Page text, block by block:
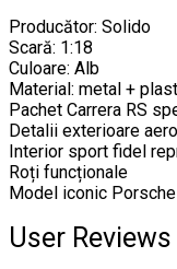
Producător: Solido
Scară: 1:18
Culoare: Alb
Material: metal +
Pachet Carrera RS
Detalii exterioare
Interior sport fidel
Roți funcționale
Model iconic Porsche
User Reviews